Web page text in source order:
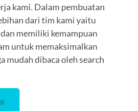
kami. Dalam pembuatan
dari tim kami yaitu
memiliki kemampuan
untuk memaksimalkan
mudah dibaca oleh search